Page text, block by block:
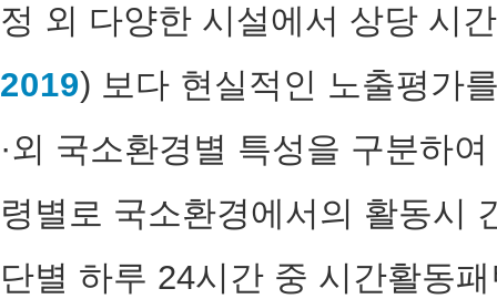
정 외 다양한 시설에서 상당 시
2019) 보다 현실적인 노출평가
·외 국소환경별 특성을 구분하
령별로 국소환경에서의 활동시
단별 하루 24시간 중 시간활동